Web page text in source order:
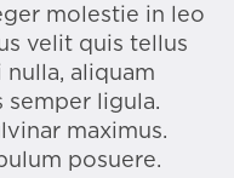
molestie in leo
velit quis tellus
aliquam
semper ligula.
maximus.
posuere.